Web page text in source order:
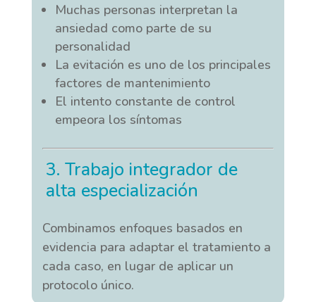
Muchas personas interpretan la
ansiedad como parte de su
personalidad
La evitación es uno de los principales
factores de mantenimiento
El intento constante de control
empeora los síntomas
3. Trabajo integrador de
alta especialización
Combinamos enfoques basados en
evidencia para adaptar el tratamiento a
cada caso, en lugar de aplicar un
protocolo único.